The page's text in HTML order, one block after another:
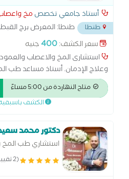
أستاذ جامعي تخصص مخ
طنطا طنطا: المعرض برج
سعر الكشف:400جنيه
استشارى المخ والاعصاب
وعلاج الإدمان. أستاذ مساعد طب
النفسى والادمان بكلية طب طنطا
ومركز الطب النفسى وأمراض وجراحة
متاح النهاردة من 5:00 مساءً
الكشف
دكتور محمد
استشاري طب المخ
ومدرس بكليه طب
(2 تقييم)